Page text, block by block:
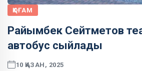
ҚОҒАМ
Райымбек Сейтметов
автобус сыйлады
10 ҚАЗАН, 2025